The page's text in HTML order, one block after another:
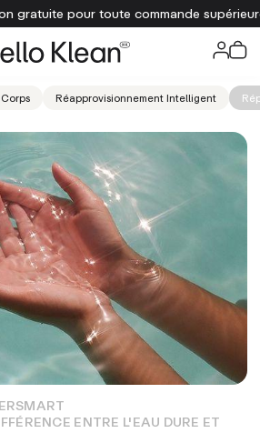
pour toute commande supérieure à
Corps Réapprovisionnement Intelligent
ENTRE L'EAU DURE ET